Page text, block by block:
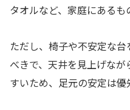
タオルなど、家庭にあるも
ただし、椅子や不安定な
べきで、天井を見上げな
すいため、足元の安定は優